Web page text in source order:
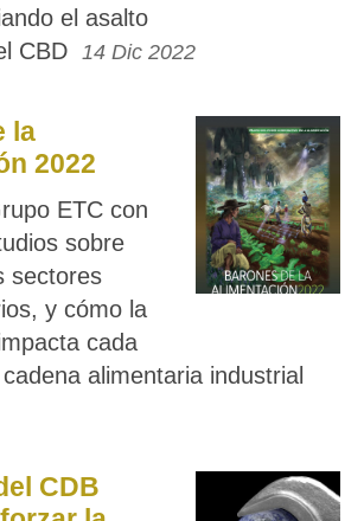
el asalto
CBD 14 Dic 2022
la
2022
ETC con
sobre
sectores
y cómo la
cada
alimentaria industrial
CDB